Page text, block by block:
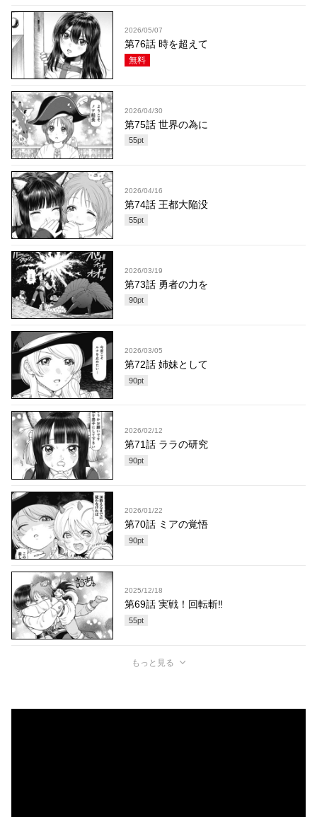
2026/05/07
第76話 時を超えて
無料
2026/04/30
第75話 世界の為に
55pt
2026/04/16
第74話 王都大陥没
55pt
2026/03/19
第73話 勇者の力を
90pt
2026/03/05
第72話 姉妹として
90pt
2026/02/12
第71話 ララの研究
90pt
2026/01/22
第70話 ミアの覚悟
90pt
2025/12/18
第69話 実戦！回転斬‼
55pt
もっと見る